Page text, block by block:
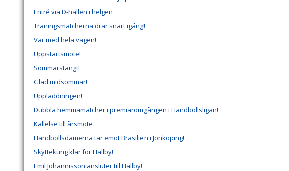
Entré via D-hallen i helgen
Träningsmatcherna drar snart igång!
Var med hela vägen!
Uppstartsmöte!
Sommarstängt!
Glad midsommar!
Uppladdningen!
Dubbla hemmamatcher i premiäromgången i Handbollsligan!
Kallelse till årsmöte
Handbollsdamerna tar emot Brasilien i Jönköping!
Skyttekung klar för Hallby!
Emil Johannisson ansluter till Hallby!